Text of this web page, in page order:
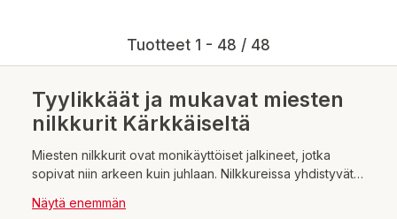
Tuotteet 1 - 48 / 48
Tyylikkäät ja mukavat miesten
nilkkurit Kärkkäiseltä
Miesten nilkkurit ovat monikäyttöiset jalkineet, jotka
sopivat niin arkeen kuin juhlaan. Nilkkureissa yhdistyvät
miehille, jotka haluavat pitää jalat lämpiminä ja tyylin
Näytä enemmän